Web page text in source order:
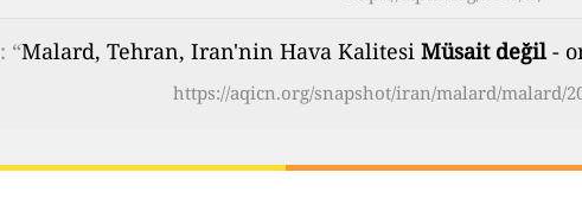
: “Malard, Tehran, Iran'nin Hava Kalitesi Müsait değil-
https://aqicn.org/snapshot/iran/malard/malard/